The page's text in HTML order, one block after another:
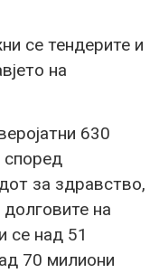
се тендерите и
на
630
според
за здравство,
долговите на
се над 51
70 милиони